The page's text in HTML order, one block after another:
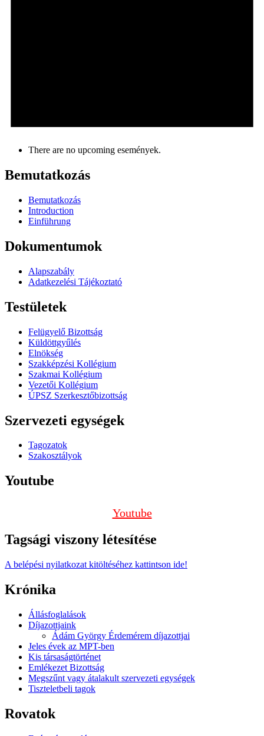
There are no upcoming események.
Bemutatkozás
Bemutatkozás
Introduction
Einführung
Dokumentumok
Alapszabály
Adatkezelési Tájékoztató
Testületek
Felügyelő Bizottság
Küldöttgyűlés
Elnökség
Szakképzési Kollégium
Szakmai Kollégium
Vezetői Kollégium
ÚPSZ Szerkesztőbizottság
Szervezeti egységek
Tagozatok
Szakosztályok
Youtube
Youtube
Tagsági viszony létesítése
A belépési nyilatkozat kitöltéséhez kattintson ide!
Krónika
Állásfoglalások
Díjazottjaink
Ádám György Érdemérem díjazottjai
Jeles évek az MPT-ben
Kis társaságtörténet
Emlékezet Bizottság
Megszűnt vagy átalakult szervezeti egységek
Tiszteletbeli tagok
Rovatok